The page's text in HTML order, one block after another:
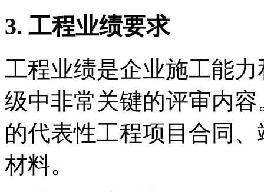
3. 工程业绩要求
工程业绩是企业施工能
级中非常关键的评审内
的代表性工程项目合同
材料。